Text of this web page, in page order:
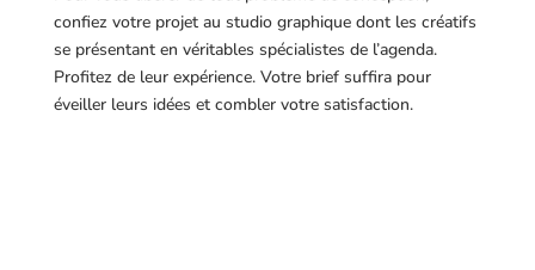
confiez votre projet au studio graphique dont les créatifs
se présentant en véritables spécialistes de l’agenda.
Profitez de leur expérience. Votre brief suffira pour
éveiller leurs idées et combler votre satisfaction.